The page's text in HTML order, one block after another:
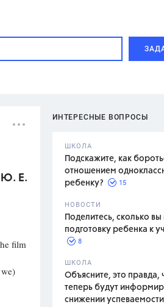
Л.С.,
ИНТЕРЕСНЫЕ ВОПРОСЫ
ШКОЛА
Подскажите, как
отношением
ребенку?
15
НОВОСТИ
Поделитесь, сколько вы
подготовку ребенка к
8
ШКОЛА
Объясните, это правда,
теперь будут
снижении
Ю. Е.
film